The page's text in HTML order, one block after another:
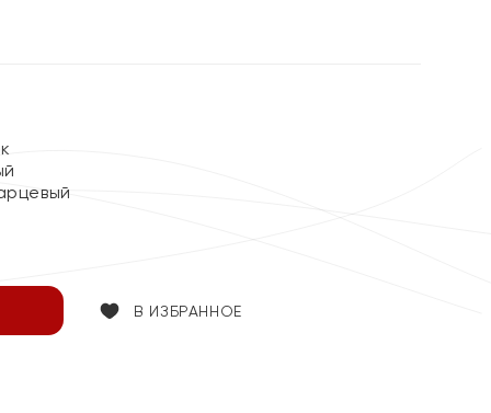
В ИЗБРАННОЕ